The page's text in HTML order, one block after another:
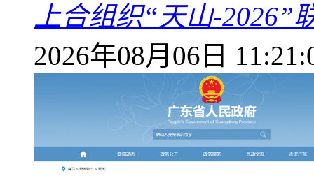
上合组织“天山-2026”
2026年08月06日